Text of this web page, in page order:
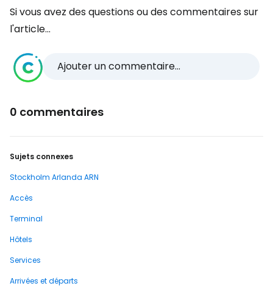
Si vous avez des questions ou des commentaires sur
l'article...
Ajouter un commentaire...
0 commentaires
Sujets connexes
Stockholm Arlanda ARN
Accès
Terminal
Hôtels
Services
Arrivées et départs